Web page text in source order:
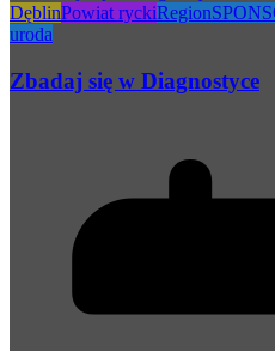
DęblinPowiat ryckiRegion
uroda
Zbadaj się w Diagnostyce